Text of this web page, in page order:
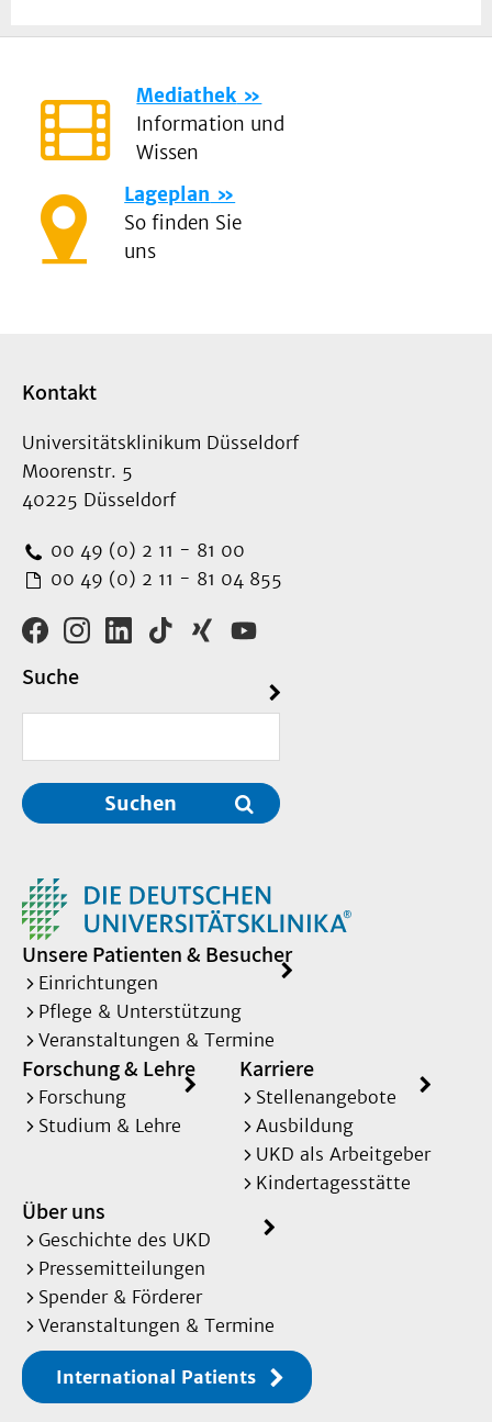
Mediathek
Information und
Wissen
Lageplan
So finden Sie
uns
Kontakt
Universitätsklinikum Düsseldorf
Moorenstr. 5
40225 Düsseldorf
00 49 (0) 2 11 - 81 00
00 49 (0) 2 11 - 81 04 855
Suche
Suchen
Unsere Patienten & Besucher
Einrichtungen
Pflege & Unterstützung
Veranstaltungen & Termine
Forschung & Lehre
Forschung
Studium & Lehre
Karriere
Stellenangebote
Ausbildung
UKD als Arbeitgeber
Kindertagesstätte
Über uns
Geschichte des UKD
Pressemitteilungen
Spender & Förderer
Veranstaltungen & Termine
International Patients